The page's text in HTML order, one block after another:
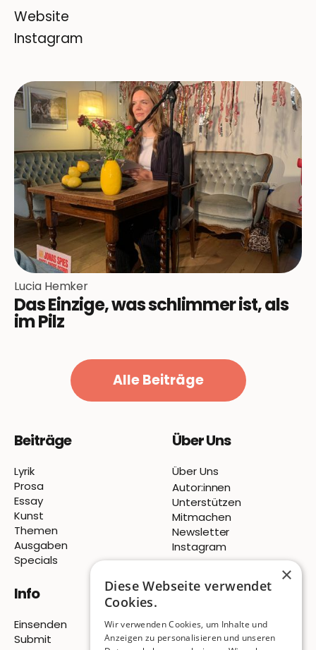
Website
Instagram
Lucia Hemker
Das Einzige, was schlimmer ist, als
im Pilz
Alle Beiträge
Beiträge
Lyrik
Prosa
Essay
Kunst
Themen
Ausgaben
Specials
Über Uns
Über Uns
Autor:innen
Unterstützen
Mitmachen
Newsletter
Instagram
Info
Einsenden
Submit
×
Diese Webseite verwendet
Cookies.
Wir verwenden Cookies, um Inhalte und
Anzeigen zu personalisieren und unseren